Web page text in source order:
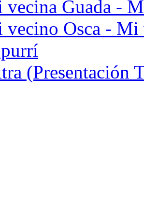
vecina Guada -
Osca - Mi
(Presentación